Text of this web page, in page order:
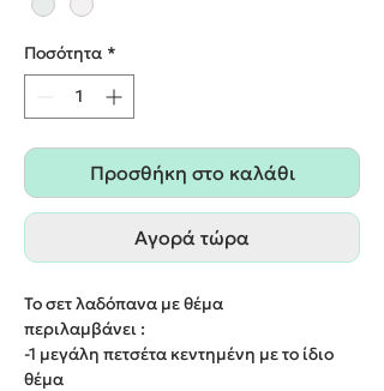
Ποσότητα *
Προσθήκη στο καλάθι
Αγορά τώρα
Το σετ λαδόπανα με θέμα
περιλαμβάνει :
-1 μεγάλη πετσέτα κεντημένη με το ίδιο
θέμα